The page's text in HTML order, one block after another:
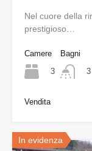
Nel cuore della
prestigioso…
Camere
3
Bagni
3
Vendita
In evidenza